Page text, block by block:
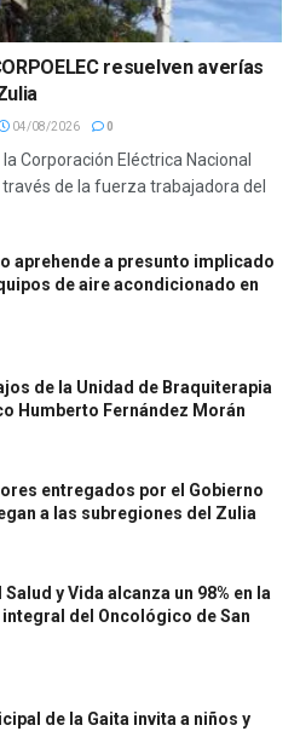
resuelven averías
04/08/2026 0
Corporación Eléctrica Nacional
de la fuerza trabajadora del
aprehende a presunto implicado
de aire acondicionado en
de la Unidad de Braquiterapia
Humberto Fernández Morán
entregados por el Gobierno
a las subregiones del Zulia
Salud y Vida alcanza un 98% en la
del Oncológico de San
de la Gaita invita a niños y